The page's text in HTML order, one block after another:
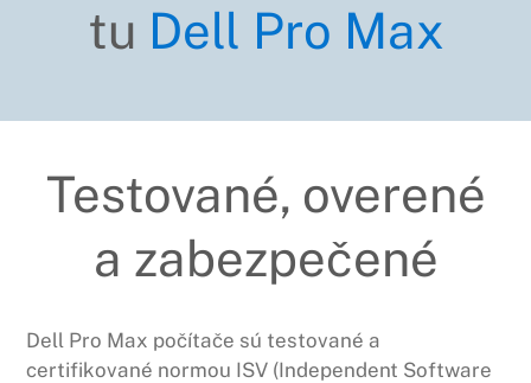
tu Dell Pro Max
Testované, overené
a zabezpečené
Dell Pro Max počítače sú testované a
certifikované normou ISV (Independent Software